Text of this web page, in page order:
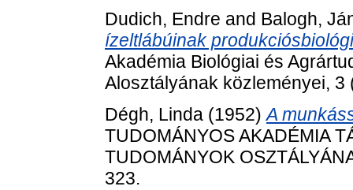
Dudich, Endre and Balogh,
ízeltlábúinak
Akadémia Biológiai és
Alosztályának közleményei, 3
Dégh, Linda (1952)A
TUDOMÁNYOS AKADÉMIA
TUDOMÁNYOK
323.